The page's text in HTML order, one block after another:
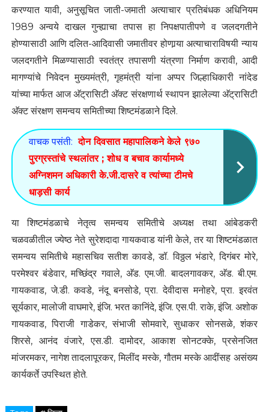
करण्यात यावी, अनुसूचित जाती-जमाती अत्याचार प्रतिबंधक अधिनियम
1989 अन्वये दाखल गुन्ह्याचा तपास हा निपक्षपातीपणे व जलदगतीने
होण्यासाठी आणि दलित-आदिवासी जमातीवर होणार्‍या अत्याचाराविषयी न्याय
जलदगतीने मिळण्यासाठी स्वतंत्र तपासणी यंत्रणा निर्माण करावी, आदी
मागण्यांचे निवेदन मुख्यमंत्री, गृहमंत्री यांना अप्पर जिल्हाधिकारी नांदेड
यांच्या मार्फत आज अ‍ॅट्रासिटी अ‍ॅक्ट संरक्षणार्थ स्थापन झालेल्या अ‍ॅट्रासिटी
अ‍ॅक्ट संरक्षण समन्वय समितीच्या शिष्टमंडळाने दिले.
वाचक पसंती: दोन दिवसात महापालिकने केले ९७०
पुरग्रस्तांचे स्थलांतर ; शोध व बचाव कार्यामध्ये
अग्निशमन अधिकारी के.जी.दासरे व त्यांच्या टीमचे
धाड़सी कार्य
या शिष्टमंडळाचे नेतृत्व समन्वय समितीचे अध्यक्ष तथा आंबेडकरी
चळवळीतील ज्येष्ठ नेते सुरेशदादा गायकवाड यांनी केले, तर या शिष्टमंडळात
समन्वय समितीचे महासचिव सतीश कावडे, डॉ. विठ्ठल भंडारे, दिगंबर मोरे,
परमेश्वर बंडेवार, मच्छिंद्र गवाले, अ‍ॅड. एम.जी. बादलगावकर, अ‍ॅड. बी.एम.
गायकवाड, जे.डी. कवडे, नंदू बनसोडे, प्रा. देवीदास मनोहरे, प्रा. इरवंत
सूर्यकार, मालोजी वाघमारे, इंजि. भरत कानिंदे, इंजि. एस.पी. राके, इंजि. अशोक
गायकवाड, पिराजी गाडेकर, संभाजी सोमवारे, सुधाकर सोनसळे, शंकर
शिरसे, आनंद वंजारे, एस.डी. दामोदर, आकाश सोनटक्के, प्रसेनजित
मांजरमकर, नागेश तादलापूरकर, मिलींद मस्के, गौतम मस्के आदींसह असंख्य
कार्यकर्ते उपस्थित होते.